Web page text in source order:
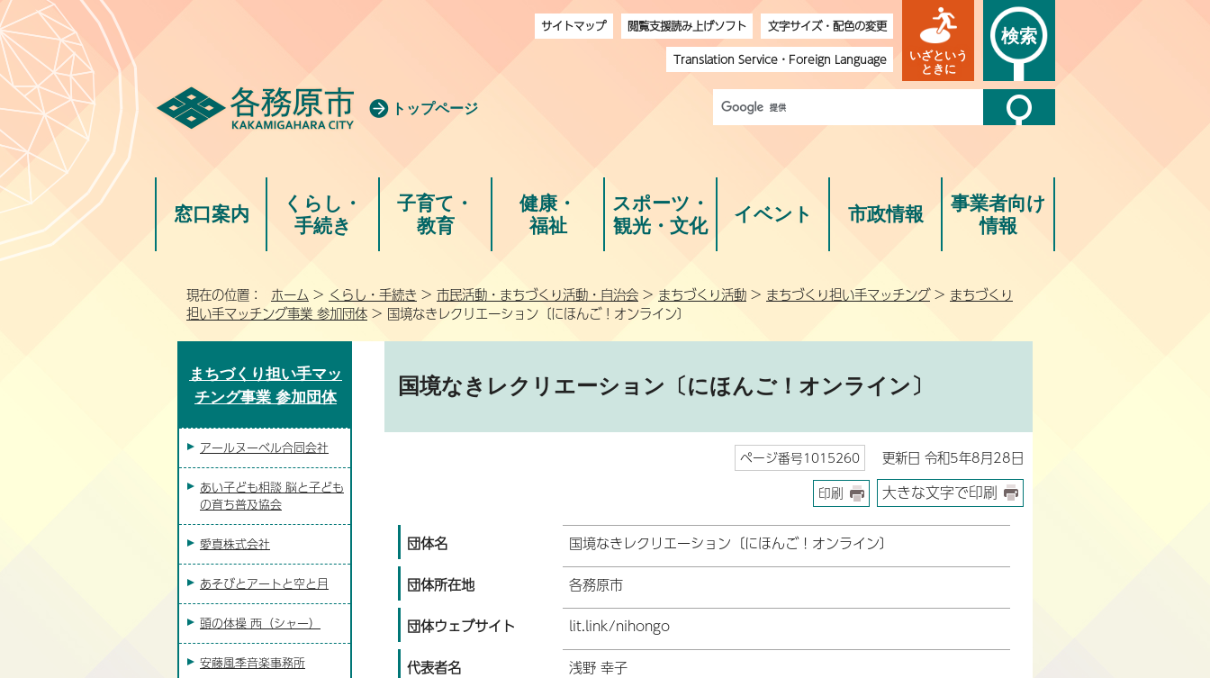
トップページ
サイトマップ 閲覧支援読み上げソフト
文字サイズ・配色の変更
Translation Service・ Foreign Language
いざという
ときに
検索
窓口案内
くらし・
手続き
子育て・
教育
健康・
福祉
スポーツ・
観光・文化
イベント 市政情報
事業者向け
情報
現在の位置： ホーム > くらし・手続き > 市民活動・まちづくり活動・自治会 > まちづくり活動 > まちづくり担い手マッチング> まちづくり
担い手マッチング事業 参加団体 > 国境なきレクリエーション〔にほんご！オンライン〕
国境なきレクリエーション〔にほんご！オンライン〕
ページ番号1015260 更新日 令和5年8月28日
印刷 大きな文字で印刷
団体名
国境なきレクリエーション〔にほんご！オンライン〕
団体所在地
各務原市
団体ウェブサイト
lit.link/nihongo
代表者名
浅野 幸子
まちづくり担い手マッ
チング事業 参加団体
アールヌーベル合同会社
あい子ども相談 脳と子ども
の育ち普及協会
愛真株式会社
あそびとアートと空と月
頭の体操 西（シャー）
安藤風季音楽事務所